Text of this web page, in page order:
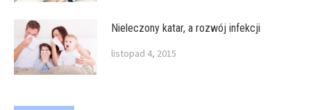
Nieleczony katar, a rozwój infekcji
listopad 4, 2015